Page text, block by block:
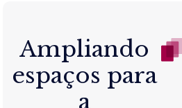
Ampliando
espaços para
a